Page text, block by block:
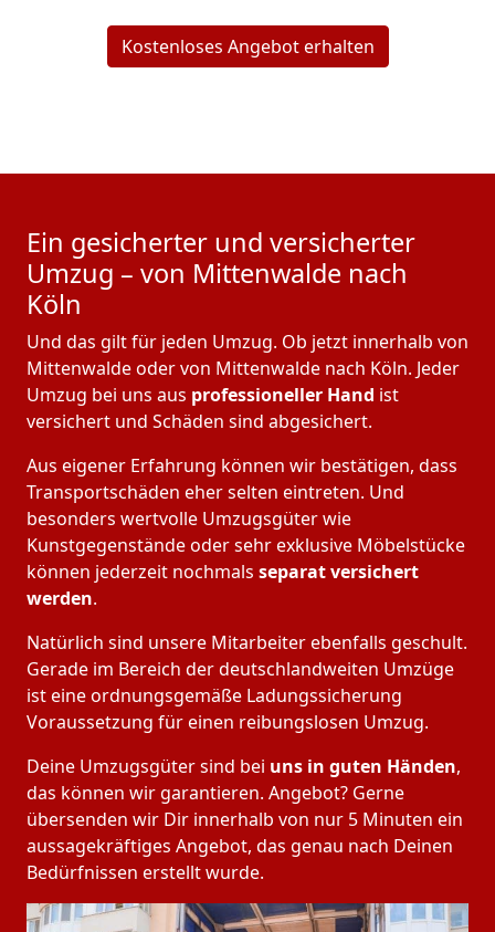
Kostenloses Angebot erhalten
Ein gesicherter und versicherter
Umzug – von Mittenwalde nach
Köln
Und das gilt für jeden Umzug. Ob jetzt innerhalb von
Mittenwalde oder von Mittenwalde nach Köln. Jeder
Umzug bei uns aus professioneller Hand ist
versichert und Schäden sind abgesichert.
Aus eigener Erfahrung können wir bestätigen, dass
Transportschäden eher selten eintreten. Und
besonders wertvolle Umzugsgüter wie
Kunstgegenstände oder sehr exklusive Möbelstücke
können jederzeit nochmals separat versichert
werden.
Natürlich sind unsere Mitarbeiter ebenfalls geschult.
Gerade im Bereich der deutschlandweiten Umzüge
ist eine ordnungsgemäße Ladungssicherung
Voraussetzung für einen reibungslosen Umzug.
Deine Umzugsgüter sind bei uns in guten Händen,
das können wir garantieren. Angebot? Gerne
übersenden wir Dir innerhalb von nur 5 Minuten ein
aussagekräftiges Angebot, das genau nach Deinen
Bedürfnissen erstellt wurde.